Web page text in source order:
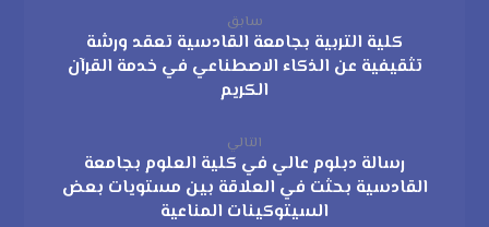
سابق
كلية التربية بجامعة القادسية تعقد ورشة
تثقيفية عن الذكاء الاصطناعي في خدمة القرآن
الكريم
التالي
رسالة دبلوم عالي في كلية العلوم بجامعة
القادسية بحثت في العلاقة بين مستويات بعض
السيتوكينات المناعية